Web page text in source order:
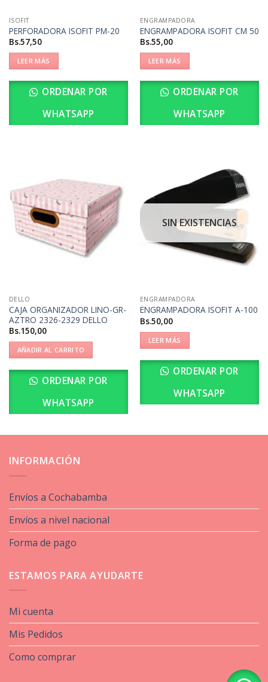
ISOFIT
PERFORADORA ISOFIT PM-20
Bs.57,50
LEER MÁS
ORDENAR POR
WHATSAPP
ENGRAMPADORA
ENGRAMPADORA ISOFIT CM 50
Bs.55,00
LEER MÁS
ORDENAR POR
WHATSAPP
DELLO
CAJA ORGANIZADOR LINO-GR-
AZTRO 2326-2329 DELLO
Bs.150,00
AÑADIR AL CARRITO
ORDENAR POR
WHATSAPP
SIN EXISTENCIAS
ENGRAMPADORA
ENGRAMPADORA ISOFIT A-100
Bs.50,00
LEER MÁS
ORDENAR POR
WHATSAPP
INFORMACIÓN
Envíos a Cochabamba
Envíos a nivel nacional
Forma de pago
ESTAMOS PARA AYUDARTE
Mi cuenta
Mis Pedidos
Como comprar